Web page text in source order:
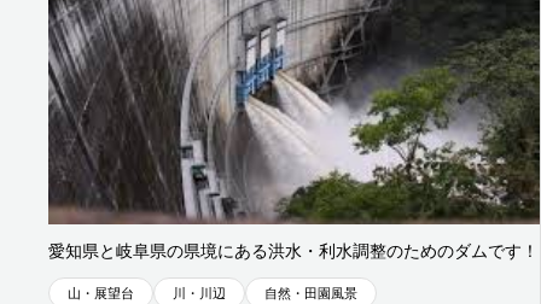
愛知県と岐阜県の県境にある洪水・利水調整のためのダムです！
山・展望台 川・川辺 自然・田園風景